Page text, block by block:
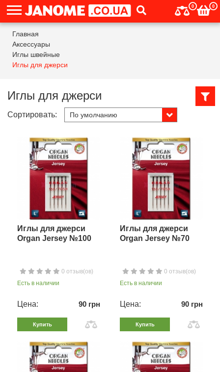
0 0
Главная
Аксессуары
Иглы швейные
Иглы для джерси
Иглы для джерси
Сортировать:
Иглы для джерси
Organ Jersey №100
0 отзыв(ов)
Есть в наличии
Цена: 90 грн
Купить
Иглы для джерси
Organ Jersey №70
0 отзыв(ов)
Есть в наличии
Цена: 90 грн
Купить